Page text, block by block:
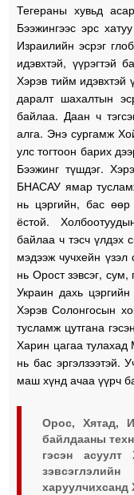
Тегераны хувьд
Бээжингээс эрс
Израилийн эсрэг
идэвхтэй, үүрэгтэй
Хэрэв тийм идэвхтэй
даралт шахалтын
байлаа. Даан ч
алга. Энэ сургамж
улс тогтоон барих
Бээжинг түшдэг.
БНАСАУ ямар
нь цэргийн, бас
ёстой.
байлаа ч тэсч үлдэх
мэдээж чучхейн
нь Орост зэвсэг, сум,
Украин дахь
Хэрэв Солонгосын
тусламж цутгана
Харин цагаа тулахад
нь бас эргэлзээтэй.
маш хүнд ачаа үүрч
Орос, Хятад,
байлдааны
гэсэн